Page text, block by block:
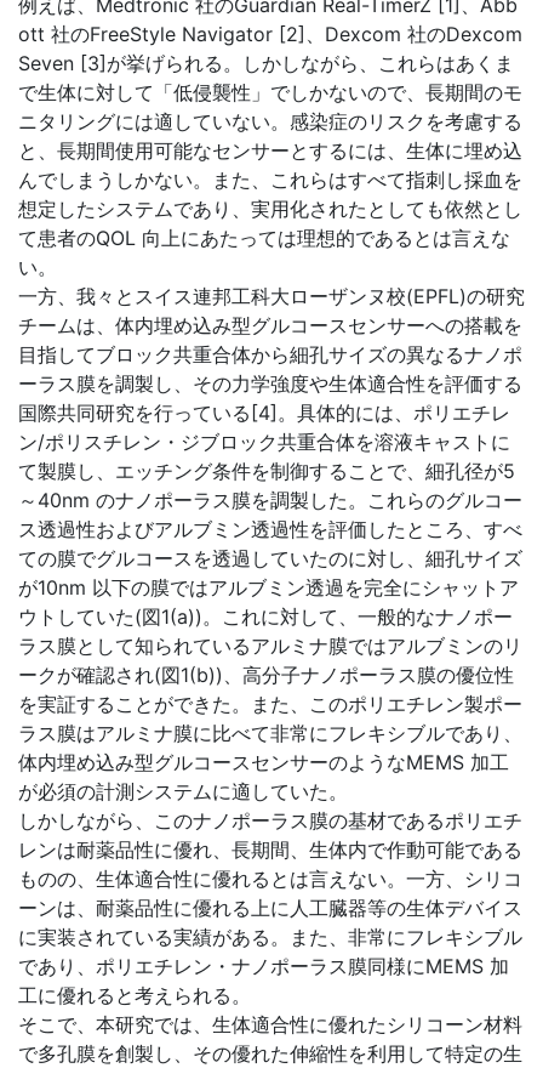
例えば、Medtronic 社のGuardian Real-TimerZ [1]、Abb
ott 社のFreeStyle Navigator [2]、Dexcom 社のDexcom
Seven [3]が挙げられる。しかしながら、これらはあくま
で生体に対して「低侵襲性」でしかないので、長期間のモ
ニタリングには適していない。感染症のリスクを考慮する
と、長期間使用可能なセンサーとするには、生体に埋め込
んでしまうしかない。また、これらはすべて指刺し採血を
想定したシステムであり、実用化されたとしても依然とし
て患者のQOL 向上にあたっては理想的であるとは言えな
い。
一方、我々とスイス連邦工科大ローザンヌ校(EPFL)の研究
チームは、体内埋め込み型グルコースセンサーへの搭載を
目指してブロック共重合体から細孔サイズの異なるナノポ
ーラス膜を調製し、その力学強度や生体適合性を評価する
国際共同研究を行っている[4]。具体的には、ポリエチレ
ン/ポリスチレン・ジブロック共重合体を溶液キャストに
て製膜し、エッチング条件を制御することで、細孔径が5
～40nm のナノポーラス膜を調製した。これらのグルコー
ス透過性およびアルブミン透過性を評価したところ、すべ
ての膜でグルコースを透過していたのに対し、細孔サイズ
が10nm 以下の膜ではアルブミン透過を完全にシャットア
ウトしていた(図1(a))。これに対して、一般的なナノポー
ラス膜として知られているアルミナ膜ではアルブミンのリ
ークが確認され(図1(b))、高分子ナノポーラス膜の優位性
を実証することができた。また、このポリエチレン製ポー
ラス膜はアルミナ膜に比べて非常にフレキシブルであり、
体内埋め込み型グルコースセンサーのようなMEMS 加工
が必須の計測システムに適していた。
しかしながら、このナノポーラス膜の基材であるポリエチ
レンは耐薬品性に優れ、長期間、生体内で作動可能である
ものの、生体適合性に優れるとは言えない。一方、シリコ
ーンは、耐薬品性に優れる上に人工臓器等の生体デバイス
に実装されている実績がある。また、非常にフレキシブル
であり、ポリエチレン・ナノポーラス膜同様にMEMS 加
工に優れると考えられる。
そこで、本研究では、生体適合性に優れたシリコーン材料
で多孔膜を創製し、その優れた伸縮性を利用して特定の生